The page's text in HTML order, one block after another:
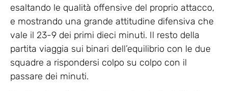
esaltando le qualità offensive del proprio attacco,
e mostrando una grande attitudine difensiva che
vale il 23-9 dei primi dieci minuti. Il resto della
partita viaggia sui binari dell’equilibrio con le due
squadre a rispondersi colpo su colpo con il
passare dei minuti.